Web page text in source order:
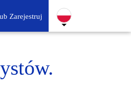
Zarejestruj